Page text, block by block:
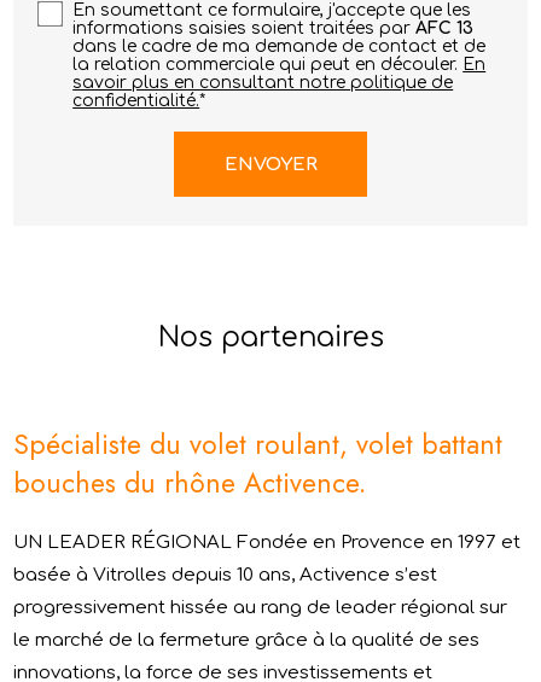
En soumettant ce formulaire, j'accepte que les
informations saisies soient traitées parAFC 13
dans le cadre de ma demande de contact et de
la relation commerciale qui peut en découler. En
savoir plus en consultant notre politique de
confidentialité.*
Nos partenaires
Spécialiste du volet roulant, volet battant
bouches du rhône Activence.
UN LEADER RÉGIONAL Fondée en Provence en 1997 et
basée à Vitrolles depuis 10 ans, Activence s’est
progressivement hissée au rang de leader régional sur
le marché de la fermeture grâce à la qualité de ses
innovations, la force de ses investissements et